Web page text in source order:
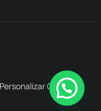
Personalizar Cookies